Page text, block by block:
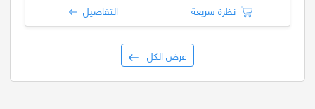
نظرة سريعة التفاصيل
عرض الكل